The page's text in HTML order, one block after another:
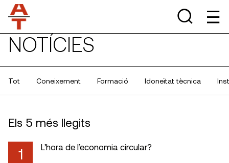
NOTÍCIES
Tot Coneixement Formació Idoneïtat tècnica
Els 5 més llegits
1 L’hora de l’economia circular?